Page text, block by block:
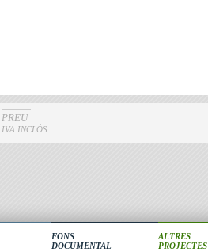
PREU
IVA INCLÒS
ALTRES
PROJECTES
FONS
DOCUMENTAL